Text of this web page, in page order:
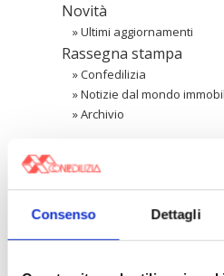
Consenso Dettagli
Novità
»Ultimi aggiornamenti
Rassegna stampa
»Confedilizia
»Notizie dal mondo
»Archivio
〉 Area riservata